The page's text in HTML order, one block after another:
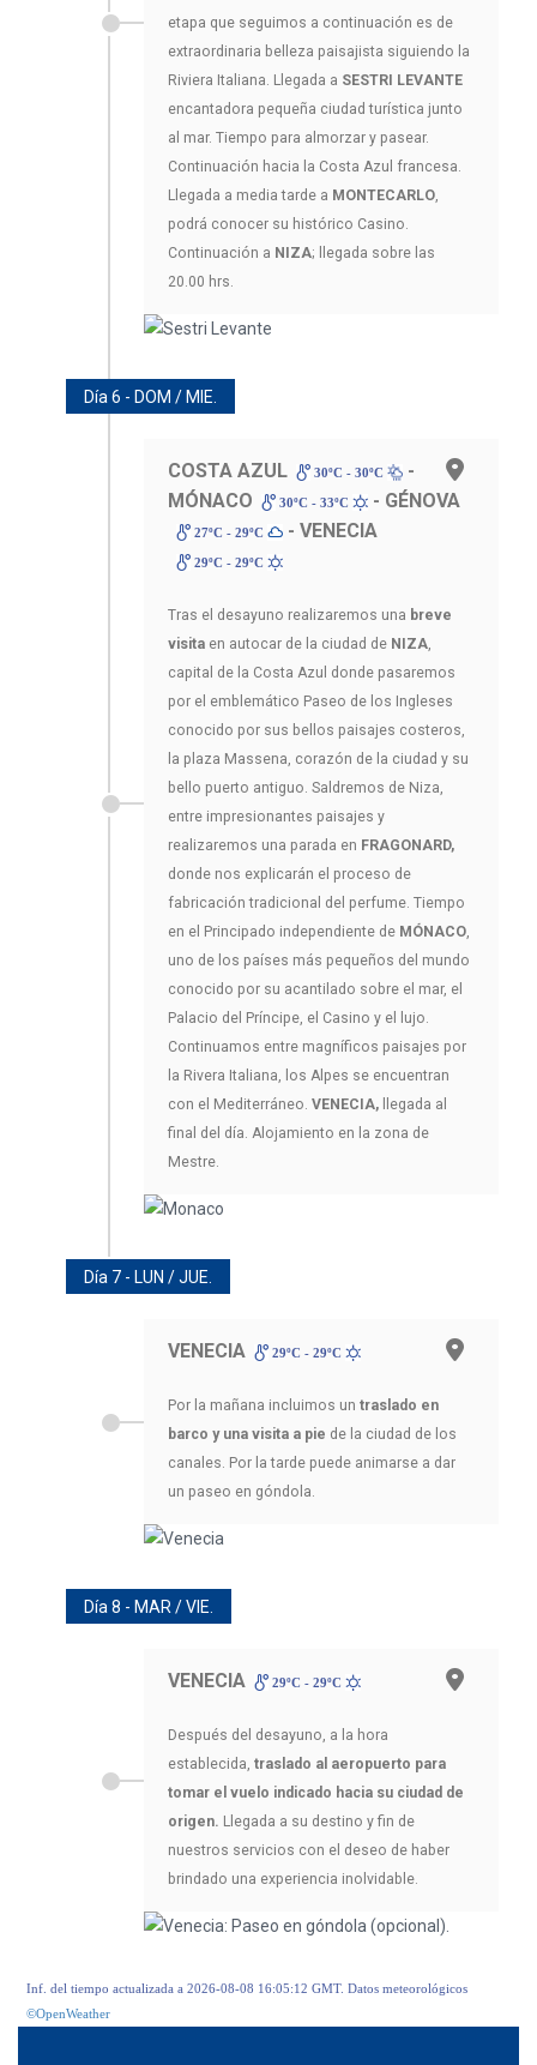
etapa que seguimos a continuación es de
extraordinaria belleza paisajista siguiendo la
Riviera Italiana. Llegada a SESTRI LEVANTE
encantadora pequeña ciudad turística junto
al mar. Tiempo para almorzar y pasear.
Continuación hacia la Costa Azul francesa.
Llegada a media tarde a MONTECARLO
podrá conocer su histórico Casino.
Continuación a NIZA; llegada sobre las
20.00 hrs.
Día 6 - DOM / MIE.
COSTA AZUL 30ºC - 30ºC
-
MÓNACO
30ºC - 33ºC - GÉNOVA
27ºC - 29ºC - VENECIA
29ºC - 29ºC
Tras el desayuno realizaremos una breve
visita en autocar de la ciudad de NIZA
capital de la Costa Azul donde pasaremos
por el emblemático Paseo de los Ingleses
conocido por sus bellos paisajes costeros,
la plaza Massena, corazón de la ciudad y su
bello puerto antiguo. Saldremos de Niza,
entre impresionantes paisajes y
realizaremos una parada en FRAGONARD,
donde nos explicarán el proceso de
fabricación tradicional del perfume. Tiempo
en el Principado independiente de MÓNACO
uno de los países más pequeños del mundo
conocido por su acantilado sobre el mar, el
Palacio del Príncipe, el Casino y el lujo.
Continuamos entre magníficos paisajes por
la Rivera Italiana, los Alpes se encuentran
con el Mediterráneo. VENECIA,
llegada al
final del día. Alojamiento en la zona de
Mestre.
Día 7 - LUN / JUE.
VENECIA 29ºC - 29ºC
Por la mañana incluimos un traslado en
barco y una visita a pie de la ciudad de los
canales. Por la tarde puede animarse a dar
un paseo en góndola.
Día 8 - MAR / VIE.
VENECIA 29ºC - 29ºC
Después del desayuno, a la hora
establecida, traslado al aeropuerto para
tomar el vuelo indicado hacia su ciudad de
origen. Llegada a su destino y fin de
nuestros servicios con el deseo de haber
brindado una experiencia inolvidable.
Inf. del tiempo actualizada a 2026-08-08 16:05:12 GMT. Datos meteorológicos
©OpenWeather